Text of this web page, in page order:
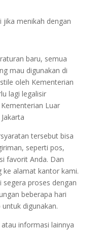
menikah dengan
baru, semua
mau digunakan di
oleh Kementerian
lagi legalisir
Luar
tersebut bisa
seperti pos,
favorit Anda. Dan
ke alamat kantor kami.
proses dengan
beberapa hari
digunakan.
informasi lainnya